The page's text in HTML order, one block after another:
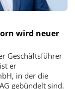
wird neuer
Geschäftsführer
er
in der die
gebündelt sind.